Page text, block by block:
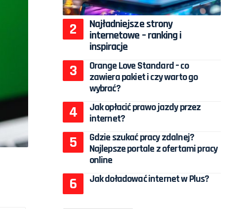
Najładniejsze strony
internetowe – ranking i
inspiracje
Orange Love Standard – co
zawiera pakiet i czy warto go
wybrać?
Jak opłacić prawo jazdy przez
internet?
Gdzie szukać pracy zdalnej?
Najlepsze portale z ofertami pracy
online
Jak doładować internet w Plus?